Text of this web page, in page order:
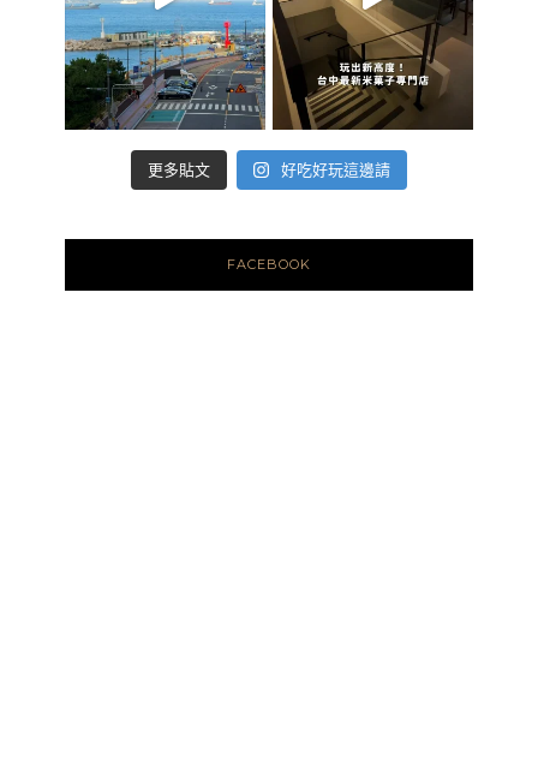
更多貼文 好吃好玩這邊請
FACEBOOK